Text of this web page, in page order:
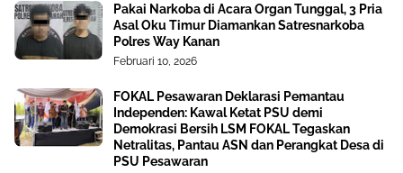
Pakai Narkoba di Acara Organ Tunggal, 3 Pria
Asal Oku Timur Diamankan Satresnarkoba
Polres Way Kanan
Februari 10, 2026
FOKAL Pesawaran Deklarasi Pemantau
Independen: Kawal Ketat PSU demi
Demokrasi Bersih LSM FOKAL Tegaskan
Netralitas, Pantau ASN dan Perangkat Desa di
PSU Pesawaran